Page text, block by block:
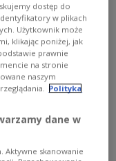
an interview
dostęp do
w plikach
Użytkownik może
klikając poniżej, jak
prawnie
na stronie
naszym
Polityka
dane w
Aktywne skanowanie